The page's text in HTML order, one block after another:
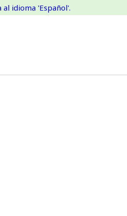
idioma 'Español'.